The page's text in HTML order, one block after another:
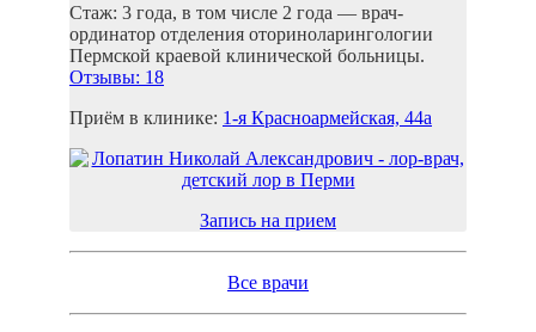
Стаж: 3 года, в том числе 2 года — врач-
ординатор отделения оториноларингологии
Пермской краевой клинической больницы.
Отзывы: 18
Приём в клинике: 1-я Красноармейская, 44а
Запись на прием
Все врачи